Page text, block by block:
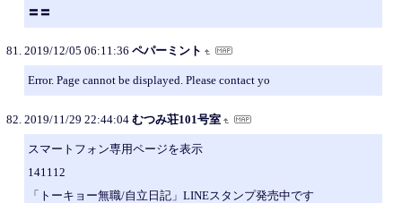
〓〓
2019/12/05 06:11:36 ペパーミント
Error. Page cannot be displayed. Please contact yo
2019/11/29 22:44:04 むつみ荘101号室
スマートフォン専用ページを表示
141112
「トーキョー無職/自立日記」LINEスタンプ発売中です